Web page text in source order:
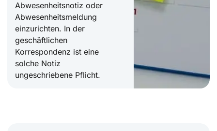
Abwesenheitsnotiz oder
Abwesenheitsmeldung
einzurichten. In der
geschäftlichen
Korrespondenz ist eine
solche Notiz
ungeschriebene Pflicht.